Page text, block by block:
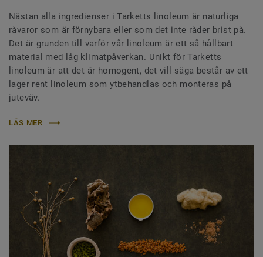
Nästan alla ingredienser i Tarketts linoleum är naturliga
råvaror som är förnybara eller som det inte råder brist på.
Det är grunden till varför vår linoleum är ett så hållbart
material med låg klimatpåverkan. Unikt för Tarketts
linoleum är att det är homogent, det vill säga består av ett
lager rent linoleum som ytbehandlas och monteras på
juteväv.
LÄS MER